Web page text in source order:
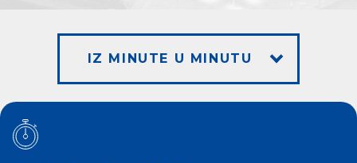
IZ MINUTE U MINUTU